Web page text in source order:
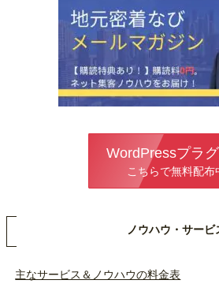
WordPressプラ
こちらで無料配布
ノウハウ・サービ
主なサービス＆ノウハウの料金表